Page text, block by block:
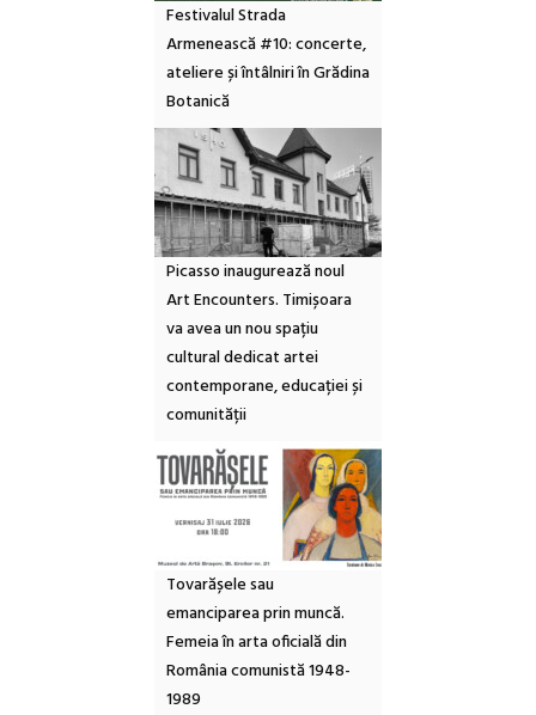
Festivalul Strada
Armenească #10: concerte,
ateliere și întâlniri în Grădina
Botanică
Picasso inaugurează noul
Art Encounters. Timișoara
va avea un nou spațiu
cultural dedicat artei
contemporane, educației și
comunității
Tovarășele sau
emanciparea prin muncă.
Femeia în arta oficială din
România comunistă 1948-
1989